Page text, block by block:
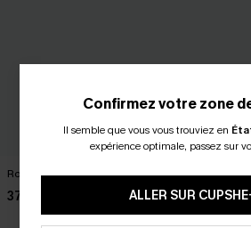
Robe courte verte col V
37,00 €
Robe
39,00 €
Confirmez votre zone
Il semble que vous vous trouviez en
expérience optimale, passez sur
ALLER SUR